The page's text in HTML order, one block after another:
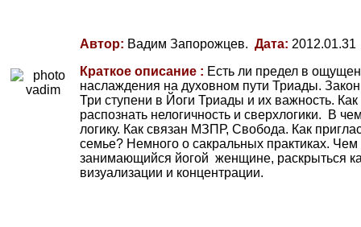
Автор: Вадим Запорожцев. Дата: 2012.01.31
Краткое описание : Есть ли предел в
наслаждения на духовном пути Триады.
Три ступени в Йоги Триады и их важность.
распознать нелогичность и сверхлогики. В
логику. Как связан МЗПР, Свобода. Как
семье? Немного о сакральных практиках.
занимающийся йогой женщине, раскрыться
визуализации и концентрации.